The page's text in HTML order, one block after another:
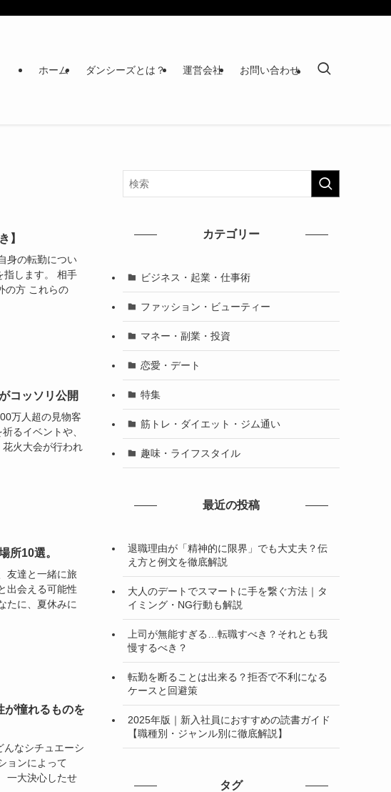
ホーム ダンシーズとは？ 運営会社 お問い合わせ
】
身の転勤につい
指します。 相手
の方 これらの
コッソリ公開
万人超の見物客
るイベントや、
火大会が行われ
所10選。
友達と一緒に旅
出会える可能性
たに、夏休みに
が憧れるものを
んなシチュエーシ
ョンによって
一大決心したせ
カテゴリー
ビジネス・起業・仕事術
ファッション・ビューティー
マネー・副業・投資
恋愛・デート
特集
筋トレ・ダイエット・ジム通い
趣味・ライフスタイル
最近の投稿
退職理由が「精神的に限界」でも大丈夫？伝
え方と例文を徹底解説
大人のデートでスマートに手を繋ぐ方法｜タ
イミング・NG行動も解説
上司が無能すぎる…転職すべき？それとも我
慢するべき？
転勤を断ることは出来る？拒否で不利になる
ケースと回避策
2025年版｜新入社員におすすめの読書ガイド
【職種別・ジャンル別に徹底解説】
タグ